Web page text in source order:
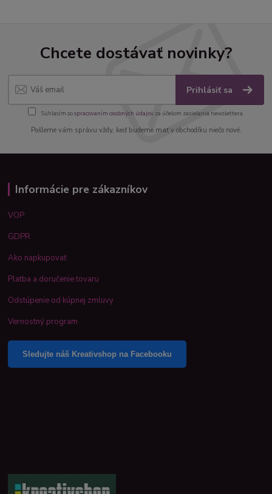
Chcete dostávať novinky?
Prihlásiť sa
Súhlasím sospracovaním osobných údajov za účelom zasielania newslettera.
Pošleme vám správu vždy, keď budeme mať v obchodíku niečo nové.
Informácie pre zákazníkov
VOP
GDPR
Ako napkupovať
Platba a doručenie tovaru
Odstúpenie od kúpnej zmluvy
Vernostný program
Sledujte náš Kreativshop na Facebooku